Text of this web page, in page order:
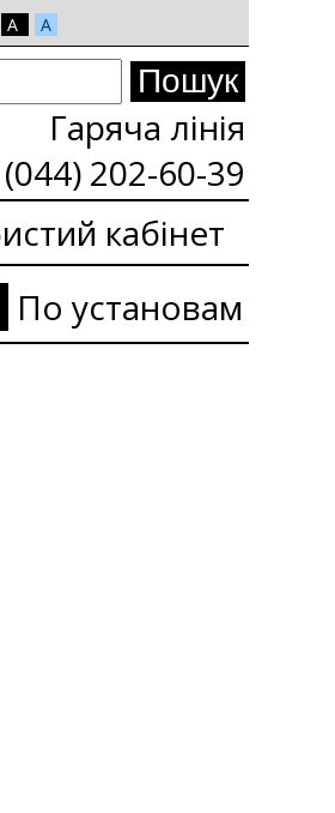
A A
Гаряча лінія
202-60-39
кабінет
По установам